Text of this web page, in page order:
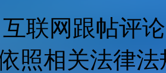
联网跟帖评
照相关法律